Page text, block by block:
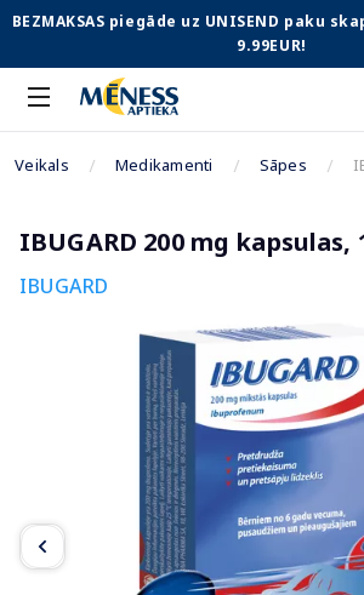
BEZMAKSAS piegāde uz UNISEND paku
9.99EUR!
Veikals Medikamenti Sāpes
IBUGARD 200 mg kapsulas,
IBUGARD